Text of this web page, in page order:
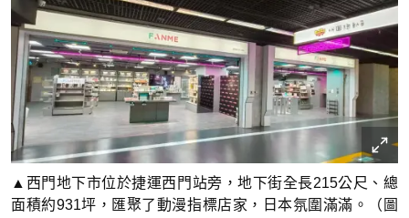
▲西門地下市位於捷運西門站旁，地下街全長215公尺、總
面積約931坪，匯聚了動漫指標店家，日本氛圍滿滿。（圖